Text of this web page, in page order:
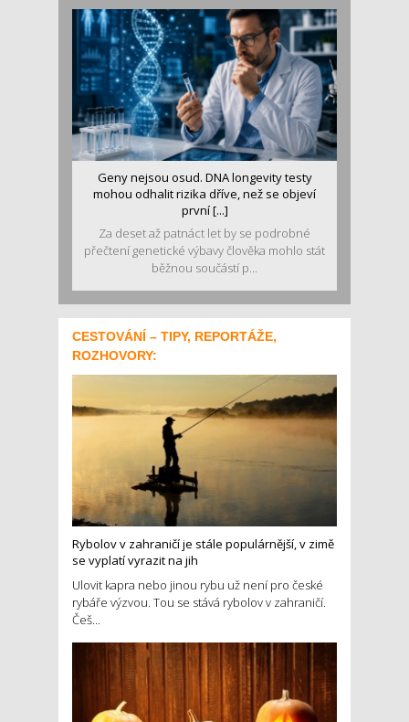
Geny nejsou osud. DNA longevity testy
mohou odhalit rizika dříve, než se objeví
první [...]
Za deset až patnáct let by se podrobné
přečtení genetické výbavy člověka mohlo stát
běžnou součástí p...
CESTOVÁNÍ – TIPY, REPORTÁŽE,
ROZHOVORY:
Rybolov v zahraničí je stále populárnější, v zimě
se vyplatí vyrazit na jih
Ulovit kapra nebo jinou rybu už není pro české
rybáře výzvou. Tou se stává rybolov v zahraničí.
Češ...